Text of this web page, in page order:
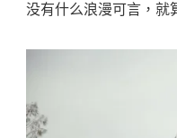
没有什么浪漫可言，就